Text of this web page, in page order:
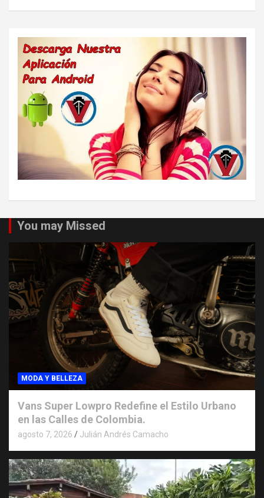
You may Missed
MODA Y BELLEZA
Vans Super Lowpro Redefine el Estilo Urbano
en las Calles de Colombia.
agosto 7, 2026 Julián Andrés Camacho